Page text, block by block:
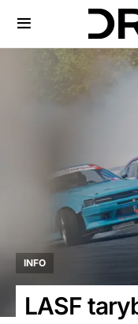
INFO
LASF